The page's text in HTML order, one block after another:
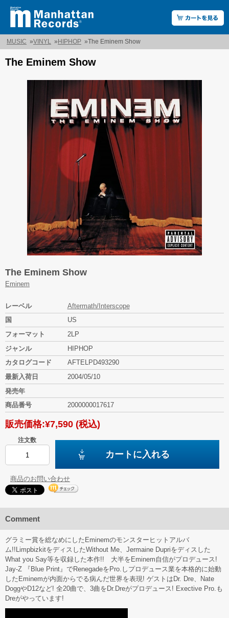
MUSIC »VINYL » HIPHOP »The Eminem Show
The Eminem Show
The Eminem Show
Eminem
レーベル
Aftermath/Interscope
国
US
フォーマット
2LP
ジャンル
HIPHOP
カタログコード
AFTELPD493290
最新入荷日
2004/05/10
発売年
商品番号
2000000017617
販売価格:¥7,590 (税込)
注文数
カートに入れる
商品のお問い合わせ
Comment
グラミー賞を総なめにしたEminemのモンスターヒットアルバ
ム!!LimpbizkitをディスしたWithout Me、Jermaine Dupriをディスした
What you Say等を収録した本作!! 大半をEminem自信がプロデュース!
Jay-Z 『Blue Print』でRenegadeをPro.しプロデュース業を本格的に始動
したEminemが内面からでる病んだ世界を表現! ゲストはDr. Dre、Nate
DoggやD12など! 全20曲で、3曲をDr.Dreがプロデュース! Exective Pro.も
Dreがやっています!